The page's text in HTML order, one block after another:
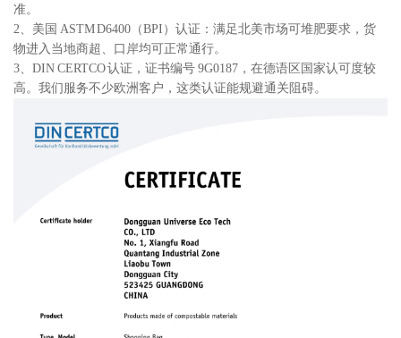
准。
2、美国 ASTM D6400（BPI）认证：满足北美市场可堆肥要求，货
物进入当地商超、口岸均可正常通行。
3、DIN CERTCO 认证，证书编号 9G0187，在德语区国家认可度较
高。我们服务不少欧洲客户，这类认证能规避通关阻碍。